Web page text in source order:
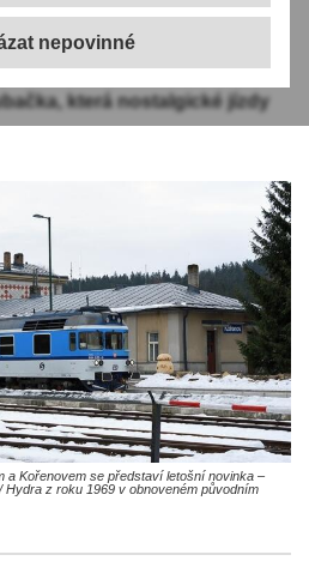
z roku 1969 bude mít
spodní částí, krémovým
ČTK to dnes řekl Petr Prokeš,
která nostalgické jízdy
a Kořenovem se představí letošní novinka –
z roku 1969 v obnoveném původním